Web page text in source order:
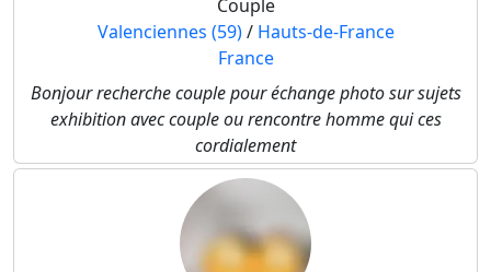
Couple
Valenciennes (59)/ Hauts-de-France
France
Bonjour recherche couple pour échange photo sur sujets
exhibition avec couple ou rencontre homme qui ces
cordialement